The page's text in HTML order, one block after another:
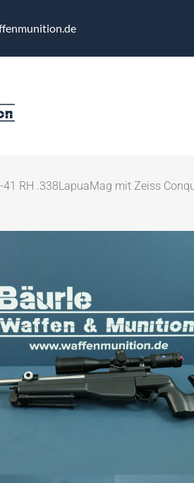
41 RH .338LapuaMag mit Zeiss